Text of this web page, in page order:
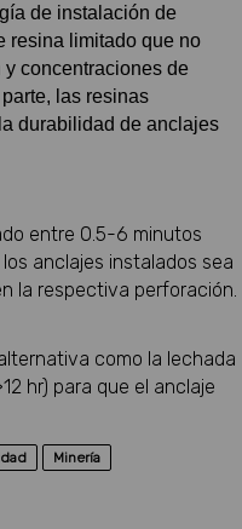
de instalación de
resina limitado que no
concentraciones de
las resinas
durabilidad de anclajes
entre 0.5-6 minutos
anclajes instalados sea
la respectiva perforación.
como la lechada
hr) para que el anclaje
Minería